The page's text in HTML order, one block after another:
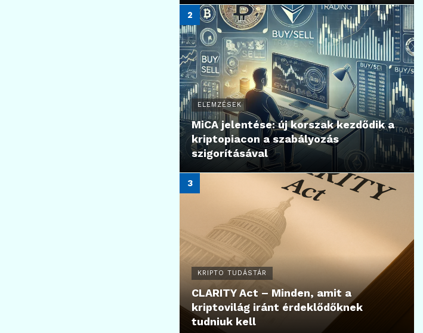
ELEMZÉSEK
MiCA jelentése: új korszak kezdődik a
kriptopiacon a szabályozás
szigorításával
KRIPTO TUDÁSTÁR
CLARITY Act – Minden, amit a
kriptovilág iránt érdeklődőknek
tudniuk kell